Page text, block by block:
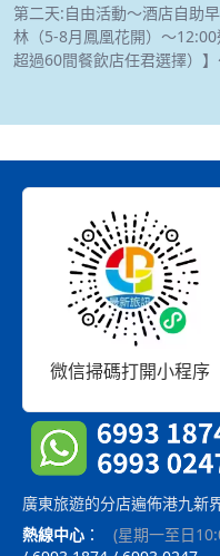
第二天:自由活動～酒店自助
林（5-8月鳳凰花開）～
超過60間餐飲店任君選擇）
微信掃碼打開小程序
廣東旅遊的分店遍佈港九新
熱線中心 ： (星期一至日